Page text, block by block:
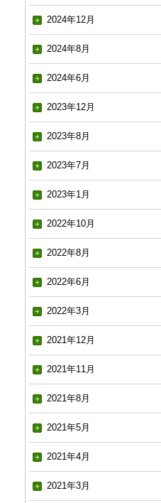
2024年12月
2024年8月
2024年6月
2023年12月
2023年8月
2023年7月
2023年1月
2022年10月
2022年8月
2022年6月
2022年3月
2021年12月
2021年11月
2021年8月
2021年5月
2021年4月
2021年3月